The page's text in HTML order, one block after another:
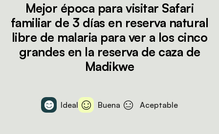
Mejor época para visitar Safari
familiar de 3 días en reserva natural
libre de malaria para ver a los cinco
grandes en la reserva de caza de
Madikwe
Ideal Buena Aceptable